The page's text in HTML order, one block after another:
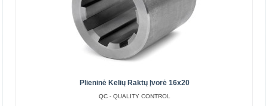
SNH206/506/605 LBC
SNH206/506/605 LBC slankstelio bloko korpusas yra
ekonomiškas, lengvai prižiūrimas ir keičiamas guolio
Plieninė Kelių Raktų Įvorė 16x20
QC - QUALITY CONTROL